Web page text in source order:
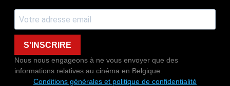
S'INSCRIRE
Nous nous engageons à ne vous envoyer que des
informations relatives au cinéma en Belgique.
Conditions générales et politique de confidentialité